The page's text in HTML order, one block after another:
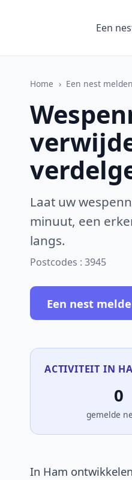
Een
Home › Een nest melden
Laat uw
minuut, een
langs.
Postcodes : 3945
Een nest
ACTIVITEIT IN
0
gemelde
In Ham